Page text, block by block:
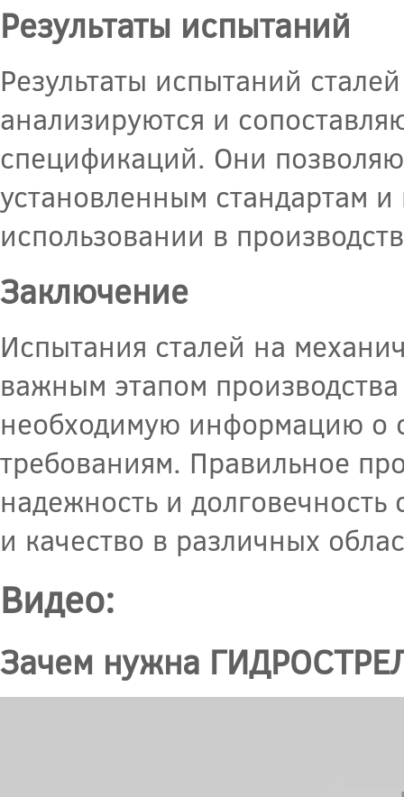
Результаты испытаний
Результаты испытаний
анализируются и
спецификаций. Они
установленным стандартам
использовании в
Заключение
Испытания сталей на
важным этапом
необходимую информацию о
требованиям. Правильное
надежность и долговечность
и качество в различных
Видео:
Зачем нужна